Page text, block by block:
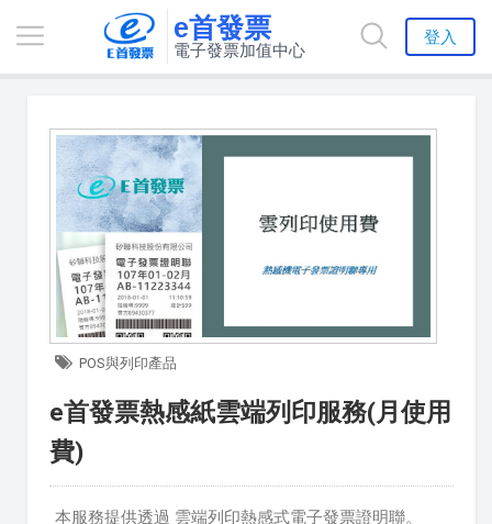
e首發票
電子發票加值中心
登入
POS與列印產品
e首發票熱感紙雲端列印服務(月使用
費)
本服務提供透過 雲端列印熱感式電子發票證明聯。